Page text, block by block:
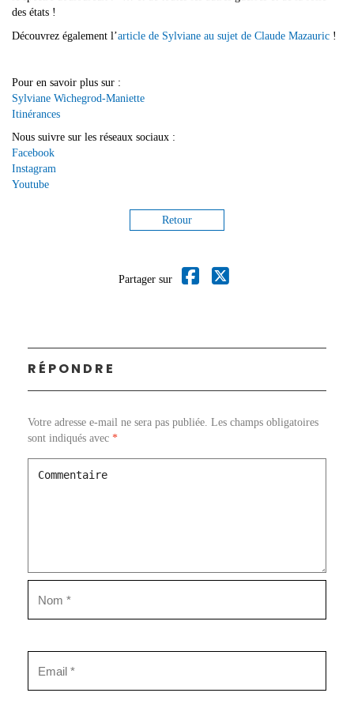
des états !
Découvrez également l’article de Sylviane au sujet de Claude Mazauric !
Pour en savoir plus sur :
Sylviane Wichegrod-Maniette
Itinérances
Nous suivre sur les réseaux sociaux :
Facebook
Instagram
Youtube
Retour
Partager sur
RÉPONDRE
Votre adresse e-mail ne sera pas publiée. Les champs obligatoires
sont indiqués avec *